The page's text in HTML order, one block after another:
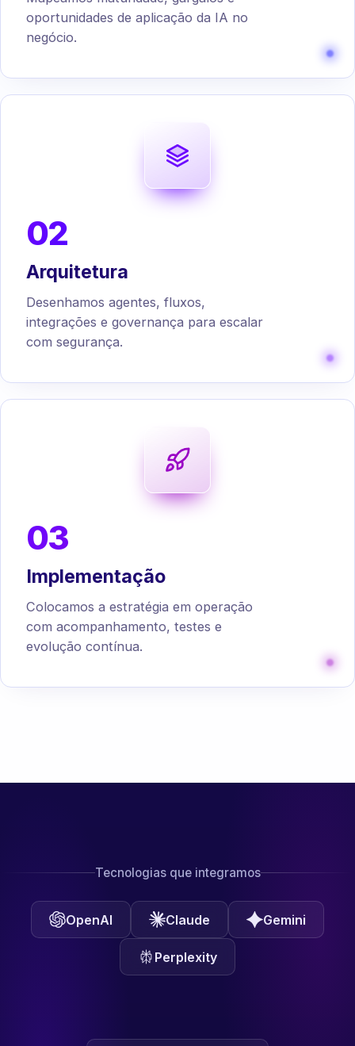
oportunidades de aplicação da IA no
negócio.
02
Arquitetura
Desenhamos agentes, fluxos,
integrações e governança para escalar
com segurança.
03
Implementação
Colocamos a estratégia em operação
com acompanhamento, testes e
evolução contínua.
Tecnologias que integramos
OpenAI Claude Gemini
Perplexity